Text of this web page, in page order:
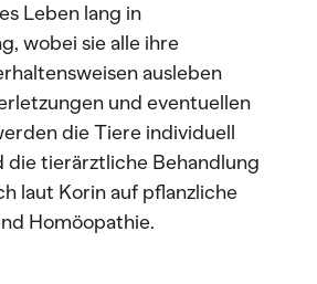
Leben lang in
wobei sie alle ihre
ausleben
und eventuellen
die Tiere individuell
die tierärztliche Behandlung
laut Korin auf pflanzliche
Homöopathie.